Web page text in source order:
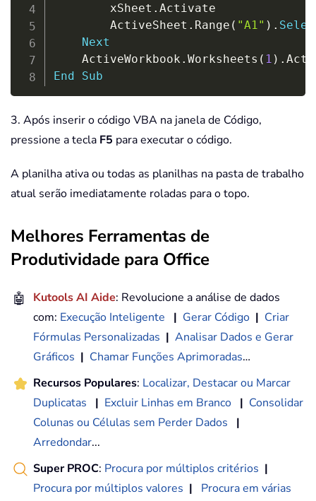
        xSheet
. Activate
        ActiveSheet
. Range ( "A1" ) .
Next
    ActiveWorkbook
. Worksheets ( 1 ) .
End
Sub
3. Após inserir o código VBA na janela de Código,
pressione a tecla F5 para executar o código.
A planilha ativa ou todas as planilhas na pasta de trabalho
atual serão imediatamente roladas para o topo.
Melhores Ferramentas de
Produtividade para Office
🤖 Kutools AI Aide: Revolucione a análise de dados
com: Execução Inteligente | Gerar Código | Criar
Fórmulas Personalizadas | Analisar Dados e Gerar
Gráficos | Chamar Funções Aprimoradas…
Recursos Populares: Localizar, Destacar ou Marcar
Duplicatas
| Excluir Linhas em Branco | Consolidar
Colunas ou Células sem Perder Dados
|
Arredondar...
Super PROC: Procura por múltiplos critérios |
Procura por múltiplos valores |
Procura em várias